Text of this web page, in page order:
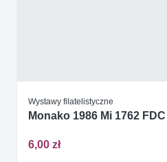
Wystawy filatelistyczne
Monako 1986 Mi 1762 FDC
6,00 zł